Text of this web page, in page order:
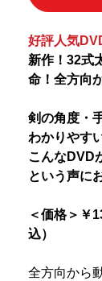
好評人気
新作！32式
命！全方向
剣の角度・
わかりやす
こんなDVD
という声に
＜価格＞ ￥
込）
全方向から